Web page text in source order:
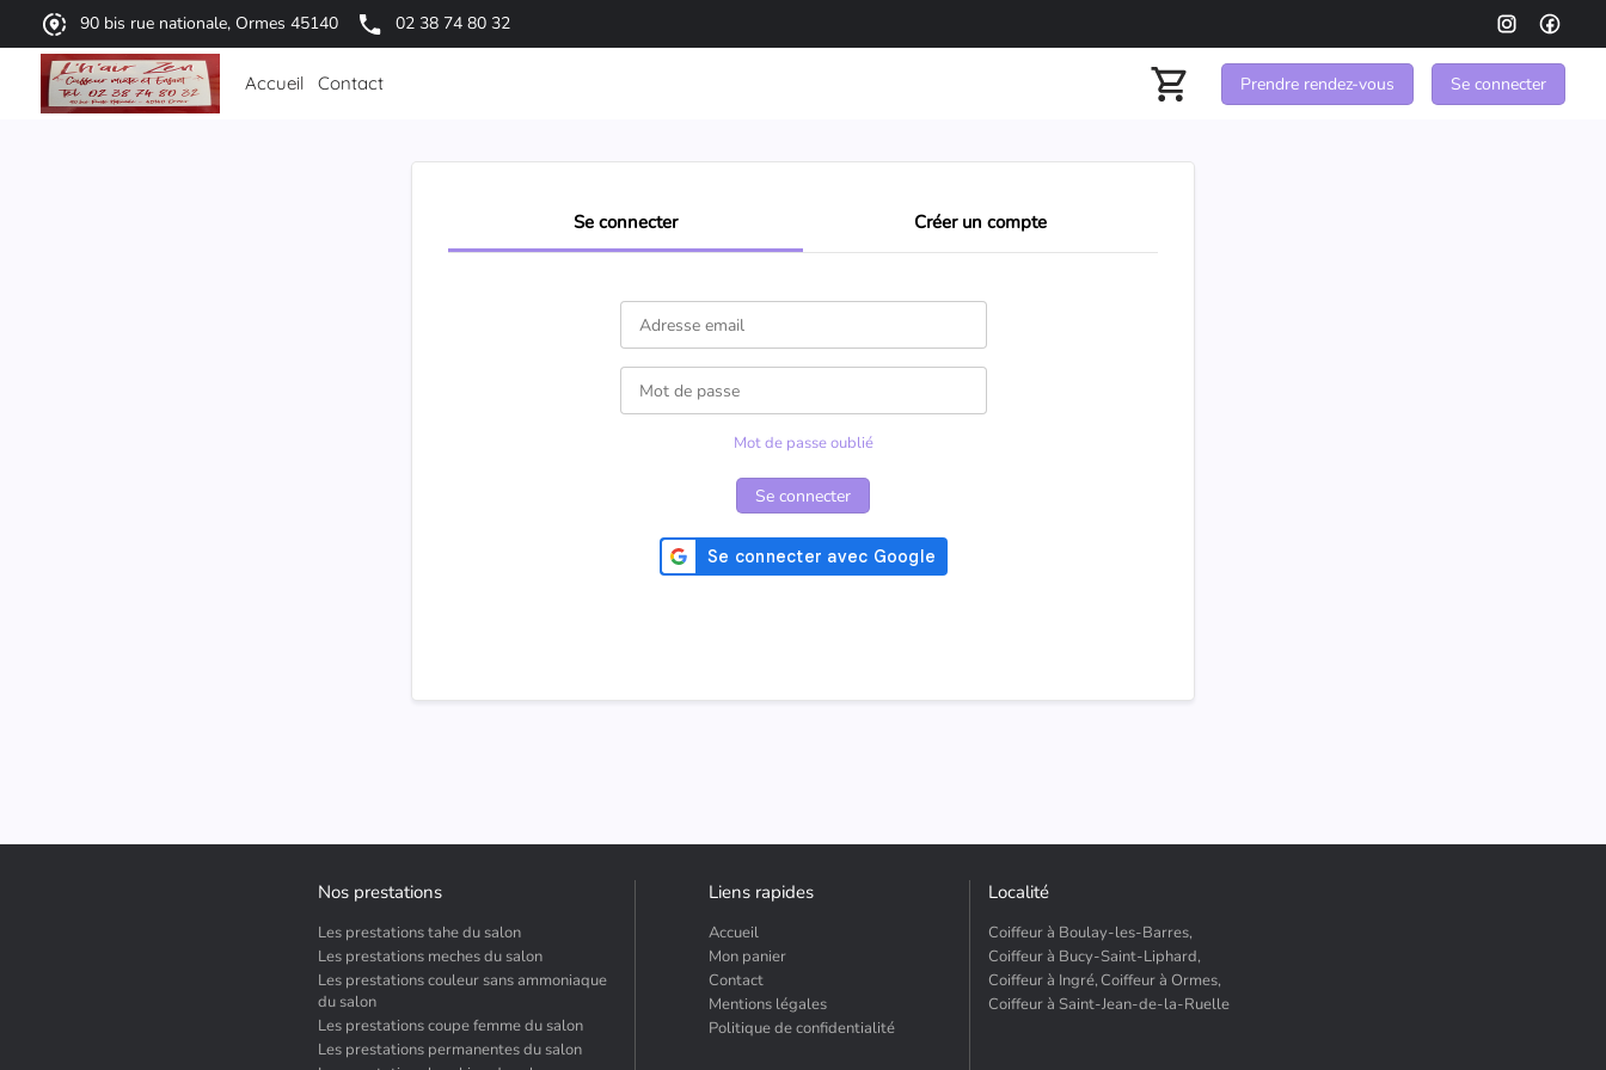
90 bis rue nationale, Ormes 45140 02 38 74 80 32
Accueil Contact Prendre rendez-vous Se connecter
Se connecter Créer un compte
Mot de passe oublié
Nos prestations
Les prestations tahe du salon
Les prestations meches du salon
Les prestations couleur sans ammoniaque
du salon
Les prestations coupe femme du salon
Les prestations permanentes du salon
Liens rapides
Accueil
Mon panier
Contact
Mentions légales
Politique de confidentialité
Localité
Coiffeur à Boulay-les-Barres,
Coiffeur à Bucy-Saint-Liphard,
Coiffeur à Ingré, Coiffeur à Ormes,
Coiffeur à Saint-Jean-de-la-Ruelle